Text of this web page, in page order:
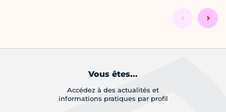
Vous êtes...
Accédez à des actualités et
informations pratiques par profil